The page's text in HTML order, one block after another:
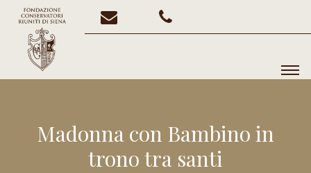
Madonna con Bambino in
trono tra santi